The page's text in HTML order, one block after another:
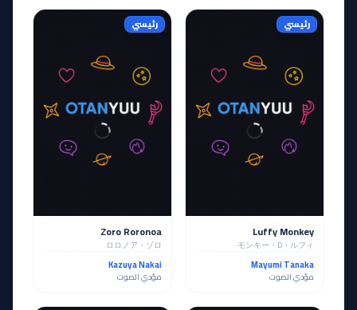
رئيسي
Luffy Monkey
モンキー・D・ルフィ
Mayumi Tanaka
مؤدي الصوت
رئيسي
Zoro Roronoa
ロロノア・ゾロ
Kazuya Nakai
مؤدي الصوت